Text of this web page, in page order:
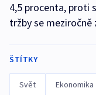
4,5 procenta, proti
tržby se meziročně
ŠTÍTKY
Svět Ekonomika